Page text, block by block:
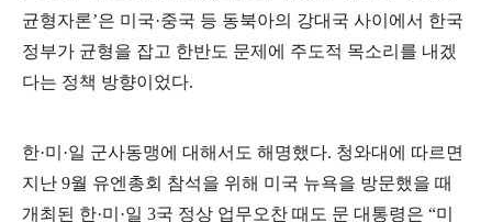
균형자론’은 미국·중국 등 동북아의 강대국 사이에서 한국
정부가 균형을 잡고 한반도 문제에 주도적 목소리를 내겠
다는 정책 방향이었다.
한·미 ·일 군사동맹에 대해서도 해명했다. 청와대에 따르면
지난 9월 유엔총회 참석을 위해 미국 뉴욕을 방문했을 때
개최된 한·미 ·일 3국 정상 업무오찬 때도 문 대통령은 “미